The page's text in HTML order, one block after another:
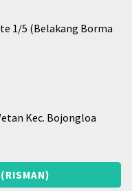
1/5 (Belakang Borma
Kec. Bojongloa